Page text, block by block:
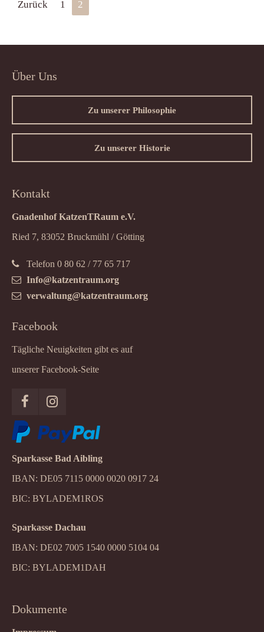
Zurück 1 2
Über Uns
Zu unserer Philosophie
Zu unserer Historie
Kontakt
Gnadenhof KatzenTRaum e.V.
Ried 7, 83052 Bruckmühl / Götting
Telefon 0 80 62 / 77 65 717
Info@katzentraum.org
verwaltung@katzentraum.org
Facebook
Tägliche Neuigkeiten gibt es auf
unserer Facebook-Seite
Sparkasse Bad Aibling
IBAN: DE05 7115 0000 0020 0917 24
BIC: BYLADEM1ROS
Sparkasse Dachau
IBAN: DE02 7005 1540 0000 5104 04
BIC: BYLADEM1DAH
Dokumente